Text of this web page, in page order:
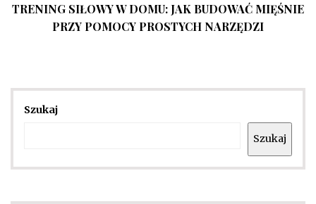
TRENING SIŁOWY W DOMU: JAK BUDOWAĆ MIĘŚNIE
PRZY POMOCY PROSTYCH NARZĘDZI
Szukaj
Szukaj